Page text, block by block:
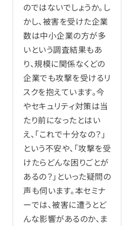
のではないでしょうか。し
かし、被害を受けた企業
数は中小企業の方が多
いという調査結果もあ
り、規模に関係なくどの
企業でも攻撃を受けるリ
スクを抱えています。今
やセキュリティ対策は当
たり前になったとはい
え、「これで十分なの？」
という不安や、「攻撃を受
けたらどんな困りごとが
あるの？」といった疑問の
声も伺います。本セミナ
ーでは、被害に遭うとど
んな影響があるのか、ま